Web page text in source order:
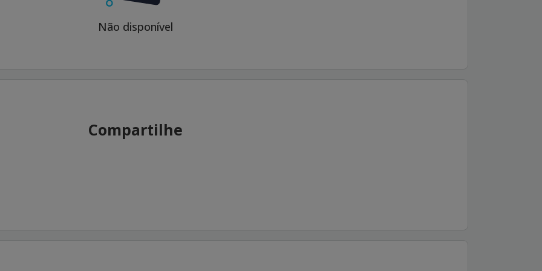
Não disponível
Compartilhe